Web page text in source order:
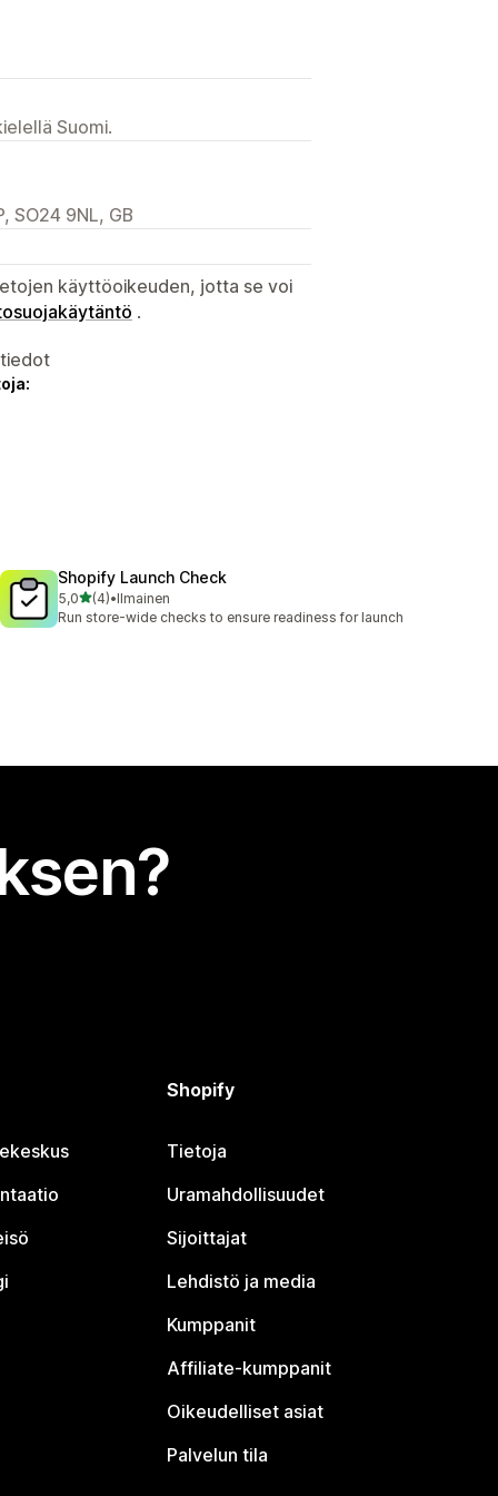
Suomi.
SO24 9NL, GB
käyttöoikeuden, jotta se voi
.
Shopify Launch Check
5,0/ 5 tähteä
(4)
4 arvostelua yhteensä
•Ilmainen
Run store-wide checks to ensure readiness for launch
Shopify
Tietoja
Uramahdollisuudet
Sijoittajat
Lehdistö ja media
Kumppanit
Affiliate-kumppanit
Oikeudelliset asiat
Palvelun tila